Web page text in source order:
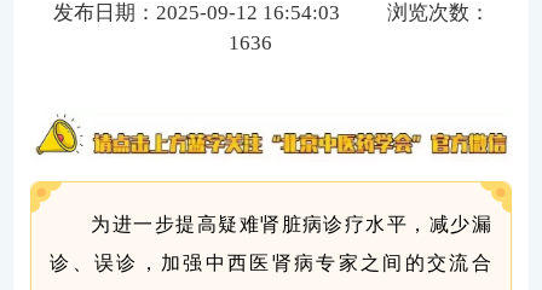
发布日期：2025-09-12 16:54:03
浏览次数：
1636
为进一步提高疑难肾脏病诊疗水平，减少漏
诊、误诊，加强中西医肾病专家之间的交流合